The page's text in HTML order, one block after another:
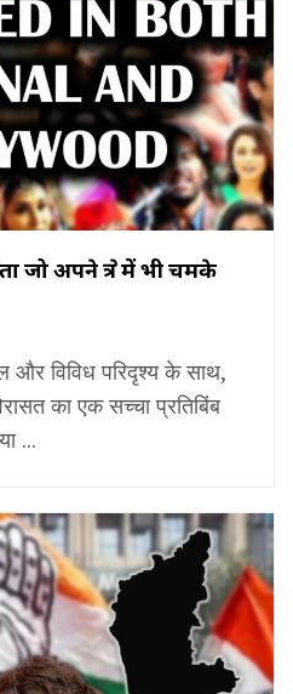
जो अपने क्षेत्र में भी चमके
और विविध परिदृश्य के साथ,
का एक सच्चा प्रतिबिंब
...